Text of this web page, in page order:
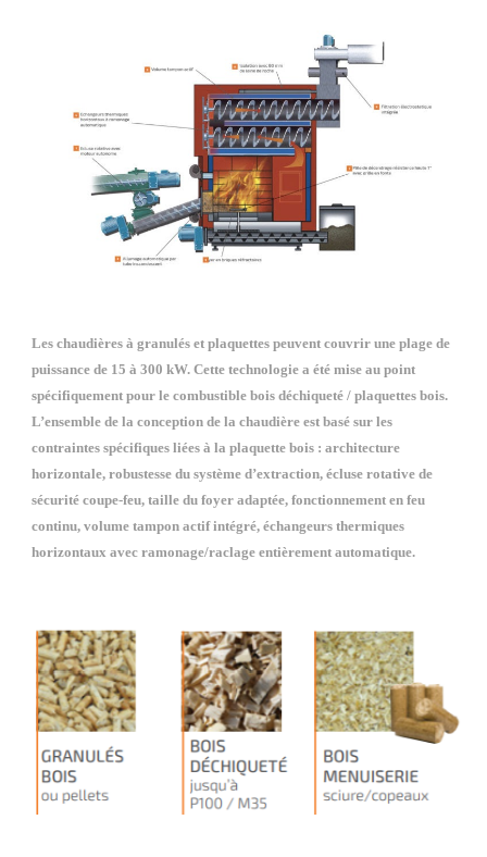
Les chaudières à granulés et plaquettes peuvent couvrir une plage de
puissance de 15 à 300 kW. Cette technologie a été mise au point
spécifiquement pour le combustible bois déchiqueté / plaquettes bois.
L’ensemble de la conception de la chaudière est basé sur les
contraintes spécifiques liées à la plaquette bois : architecture
horizontale, robustesse du système d’extraction, écluse rotative de
sécurité coupe-feu, taille du foyer adaptée, fonctionnement en feu
continu, volume tampon actif intégré, échangeurs thermiques
horizontaux avec ramonage/raclage entièrement automatique.